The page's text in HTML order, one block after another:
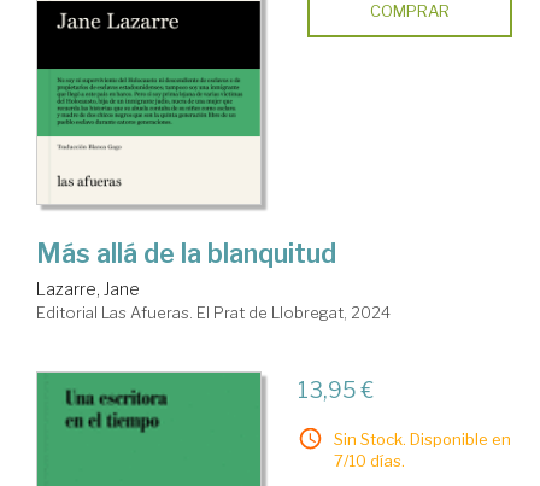
COMPRAR
Más allá de la blanquitud
Lazarre, Jane
Editorial Las Afueras. El Prat de Llobregat, 2024
13,95 €
Sin Stock. Disponible en
7/10 días.